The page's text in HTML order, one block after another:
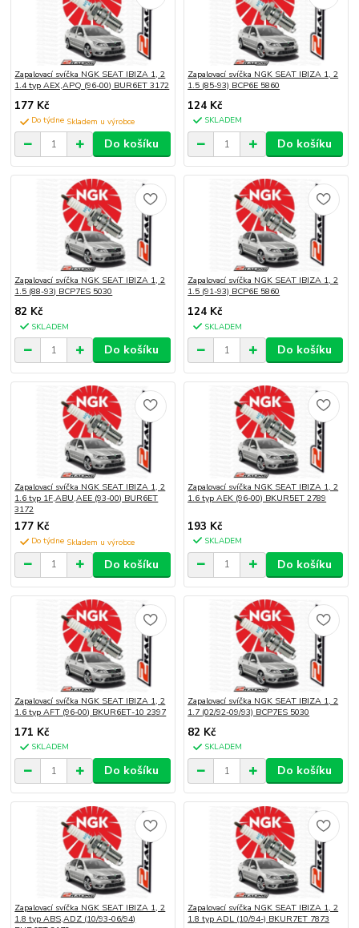
Zapalovací svíčka NGK SEAT IBIZA 1, 2
1.4 typ AEX,APQ (96-00) BUR6ET 3172
177 Kč
Do týdne
Do košíku
Zapalovací svíčka NGK SEAT IBIZA 1, 2
1.5 (85-93) BCP6E 5860
124 Kč
SKLADEM
Do košíku
Zapalovací svíčka NGK SEAT IBIZA 1, 2
1.5 (88-93) BCP7ES 5030
82 Kč
SKLADEM
Do košíku
Zapalovací svíčka NGK SEAT IBIZA 1, 2
1.5 (91-93) BCP6E 5860
124 Kč
SKLADEM
Do košíku
Zapalovací svíčka NGK SEAT IBIZA 1, 2
1.6 typ 1F,ABU,AEE (93-00) BUR6ET
3172
177 Kč
Do týdne
Do košíku
Zapalovací svíčka NGK SEAT IBIZA 1, 2
1.6 typ AEK (96-00) BKUR5ET 2789
193 Kč
SKLADEM
Do košíku
Zapalovací svíčka NGK SEAT IBIZA 1, 2
1.6 typ AFT (96-00) BKUR6ET-10 2397
171 Kč
SKLADEM
Do košíku
Zapalovací svíčka NGK SEAT IBIZA 1, 2
1.7 (02/92-09/93) BCP7ES 5030
82 Kč
SKLADEM
Do košíku
Zapalovací svíčka NGK SEAT IBIZA 1, 2
1.8 typ ABS,ADZ (10/93-06/94)
Zapalovací svíčka NGK SEAT IBIZA 1, 2
1.8 typ ADL (10/94-) BKUR7ET 7873